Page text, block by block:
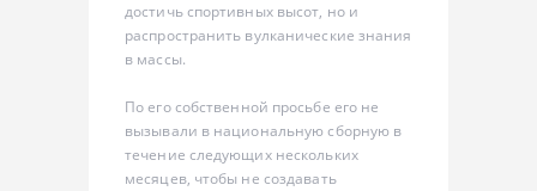
достичь спортивных высот, но и
распространить вулканические знания
в массы.
По его собственной просьбе его не
вызывали в национальную сборную в
течение следующих нескольких
месяцев, чтобы не создавать